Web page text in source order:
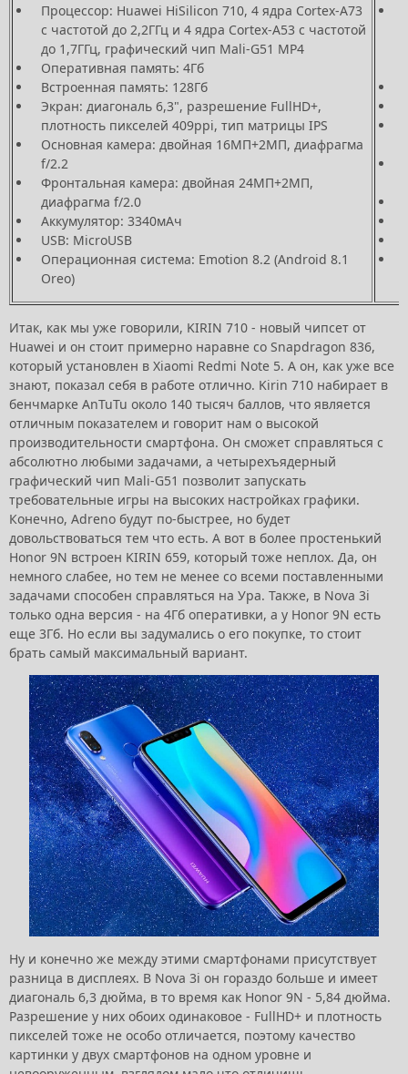
Процессор: Huawei HiSilicon 710, 4 ядра Cortex-A73
с частотой до 2,2ГГц и 4 ядра Cortex-A53 с частотой
до 1,7ГГц, графический чип Mali-G51 MP4
Оперативная память: 4Гб
Встроенная память: 128Гб
Экран: диагональ 6,3", разрешение FullHD+,
плотность пикселей 409ppi, тип матрицы IPS
Основная камера: двойная 16МП+2МП, диафрагма
f/2.2
Фронтальная камера: двойная 24МП+2МП,
диафрагма f/2.0
Аккумулятор: 3340мАч
USB: MicroUSB
Операционная система: Emotion 8.2 (Android 8.1
Oreo)
Итак, как мы уже говорили, KIRIN 710 - новый чипсет от
Huawei и он стоит примерно наравне со Snapdragon 836,
который установлен в Xiaomi Redmi Note 5. А он, как уже все
знают, показал себя в работе отлично. Kirin 710 набирает в
бенчмарке AnTuTu около 140 тысяч баллов, что является
отличным показателем и говорит нам о высокой
производительности смартфона. Он сможет справляться с
абсолютно любыми задачами, а четырехъядерный
графический чип Mali-G51 позволит запускать
требовательные игры на высоких настройках графики.
Конечно, Adreno будут по-быстрее, но будет
довольствоваться тем что есть. А вот в более простенький
Honor 9N встроен KIRIN 659, который тоже неплох. Да, он
немного слабее, но тем не менее со всеми поставленными
задачами способен справляться на Ура. Также, в Nova 3i
только одна версия - на 4Гб оперативки, а у Honor 9N есть
еще 3Гб. Но если вы задумались о его покупке, то стоит
брать самый максимальный вариант.
Ну и конечно же между этими смартфонами присутствует
разница в дисплеях. В Nova 3i он гораздо больше и имеет
диагональ 6,3 дюйма, в то время как Honor 9N - 5,84 дюйма.
Разрешение у них обоих одинаковое - FullHD+ и плотность
пикселей тоже не особо отличается, поэтому качество
картинки у двух смартфонов на одном уровне и